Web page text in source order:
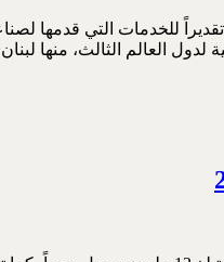
للخدمات التي قدمها